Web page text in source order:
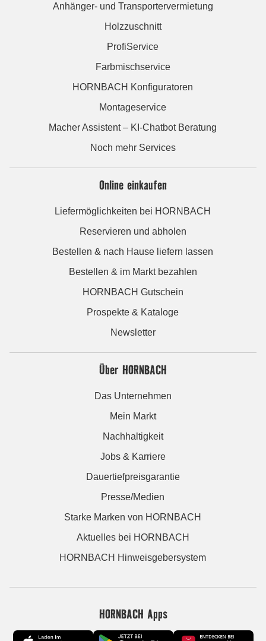
Anhänger- und Transportervermietung
Holzzuschnitt
ProfiService
Farbmischservice
HORNBACH Konfiguratoren
Montageservice
Macher Assistent – KI-Chatbot Beratung
Noch mehr Services
Online einkaufen
Liefermöglichkeiten bei HORNBACH
Reservieren und abholen
Bestellen & nach Hause liefern lassen
Bestellen & im Markt bezahlen
HORNBACH Gutschein
Prospekte & Kataloge
Newsletter
Über HORNBACH
Das Unternehmen
Mein Markt
Nachhaltigkeit
Jobs & Karriere
Dauertiefpreisgarantie
Presse/Medien
Starke Marken von HORNBACH
Aktuelles bei HORNBACH
HORNBACH Hinweisgebersystem
HORNBACH Apps